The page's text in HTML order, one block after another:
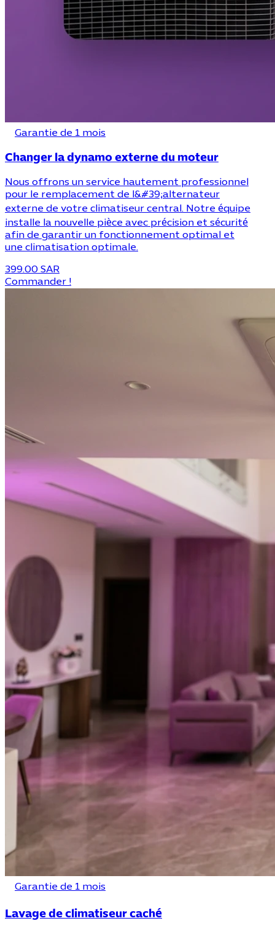
Garantie de 1 mois
Changer la dynamo externe du moteur
Nous offrons un service hautement professionnel
pour le remplacement de l&#39;alternateur
externe de votre climatiseur central. Notre équipe
installe la nouvelle pièce avec précision et sécurité
afin de garantir un fonctionnement optimal et
une climatisation optimale.
399.00 SAR
Commander !
Garantie de 1 mois
Lavage de climatiseur caché